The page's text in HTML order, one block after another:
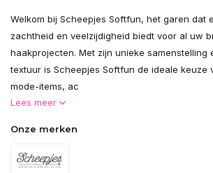
Welkom bij Scheepjes Softfun, het garen dat
zachtheid en veelzijdigheid biedt voor al uw
haakprojecten. Met zijn unieke samenstelling
textuur is Scheepjes Softfun de ideale keuze
mode-items, ac
Lees meer
Onze merken